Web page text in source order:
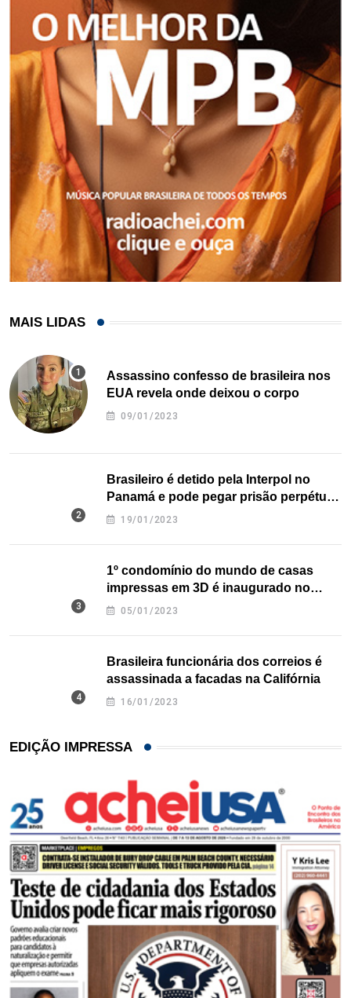
MAIS LIDAS
Assassino confesso de brasileira nos
EUA revela onde deixou o corpo
09/01/2023
Brasileiro é detido pela Interpol no
Panamá e pode pegar prisão perpétua
nos EUA
19/01/2023
1º condomínio do mundo de casas
impressas em 3D é inaugurado no
Texas
05/01/2023
Brasileira funcionária dos correios é
assassinada a facadas na Califórnia
16/01/2023
EDIÇÃO IMPRESSA